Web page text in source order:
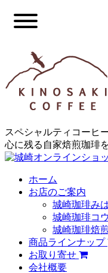
スペシャルティコーヒ
心に残る自家焙煎珈琲
ホーム
お店のご案内
城崎珈琲み
城崎珈琲コ
城崎珈琲焙
商品ラインナップ
お取り寄せ
会社概要